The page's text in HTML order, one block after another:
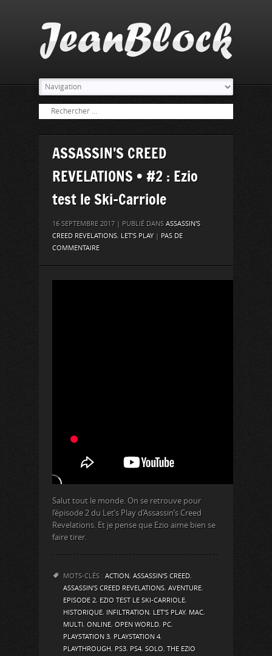
ASSASSIN’S CREED
REVELATIONS • #2 : Ezio
test le Ski-Carriole
16 SEPTEMBRE 2017 | PUBLIÉ DANS ASSASSIN'S
CREED REVELATIONS, LET'S PLAY| PAS DE
COMMENTAIRE
Salut tout le monde. On se retrouve pour
l’épisode 2 du Let’s Play d’Assassin’s Creed
Revelations. Et je pense que Ezio aime bien se
faire tirer.
MOTS-CLÉS : ACTION, ASSASSIN'S CREED,
ASSASSIN'S CREED REVELATIONS, AVENTURE,
EPISODE 2, EZIO TEST LE SKI-CARRIOLE,
HISTORIQUE, INFILTRATION, LET'S PLAY, MAC,
MULTI, ONLINE, OPEN WORLD, PC,
PLAYSTATION 3, PLAYSTATION 4,
PLAYTHROUGH, PS3, PS4, SOLO, THE EZIO